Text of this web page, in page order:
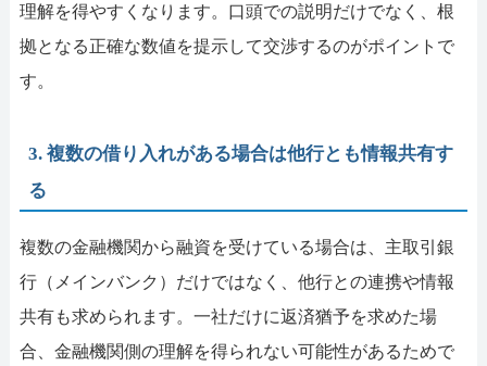
理解を得やすくなります。口頭での説明だけでなく、根
拠となる正確な数値を提示して交渉するのがポイントで
す。
3. 複数の借り入れがある場合は他行とも情報共有す
る
複数の金融機関から融資を受けている場合は、主取引銀
行（メインバンク）だけではなく、他行との連携や情報
共有も求められます。一社だけに返済猶予を求めた場
合、金融機関側の理解を得られない可能性があるためで